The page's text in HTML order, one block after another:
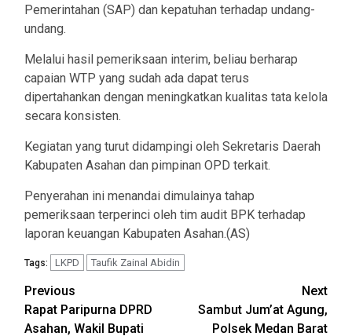
Pemerintahan (SAP) dan kepatuhan terhadap undang-
undang.
Melalui hasil pemeriksaan interim, beliau berharap
capaian WTP yang sudah ada dapat terus
dipertahankan dengan meningkatkan kualitas tata kelola
secara konsisten.
Kegiatan yang turut didampingi oleh Sekretaris Daerah
Kabupaten Asahan dan pimpinan OPD terkait.
Penyerahan ini menandai dimulainya tahap
pemeriksaan terperinci oleh tim audit BPK terhadap
laporan keuangan Kabupaten Asahan.(AS)
Tags: LKPD Taufik Zainal Abidin
Post
navigation
Previous
Rapat Paripurna DPRD
Asahan, Wakil Bupati
Next
Sambut Jum’at Agung,
Polsek Medan Barat